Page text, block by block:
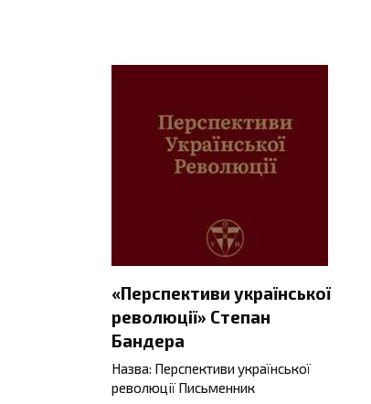
«Перспективи української
революції» Степан
Бандера
Назва: Перспективи української
революції Письменник